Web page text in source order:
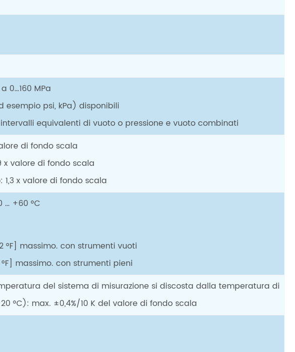
0…160 MPa
esempio psi, kPa) disponibili
equivalenti di vuoto o pressione e vuoto combinati
di fondo scala
x valore di fondo scala
1,3 x valore di fondo scala
… +60 °C
°F] massimo. con strumenti vuoti
°F] massimo. con strumenti pieni
del sistema di misurazione si discosta dalla temperatura di
°C): max. ±0,4%/10 K del valore di fondo scala